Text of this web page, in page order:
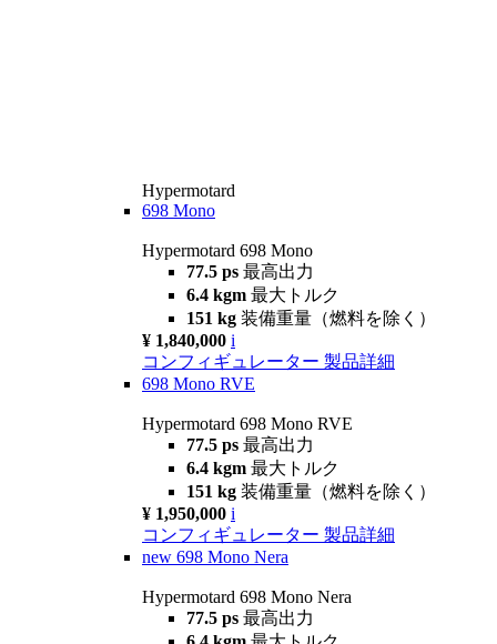
Hypermotard
698 Mono
Hypermotard 698 Mono
77.5 ps 最高出力
6.4 kgm 最大トルク
151 kg 装備重量（燃料を除く）
¥ 1,840,000 i
コンフィギュレーター 製品詳細
698 Mono RVE
Hypermotard 698 Mono RVE
77.5 ps 最高出力
6.4 kgm 最大トルク
151 kg 装備重量（燃料を除く）
¥ 1,950,000 i
コンフィギュレーター 製品詳細
new 698 Mono Nera
Hypermotard 698 Mono Nera
77.5 ps 最高出力